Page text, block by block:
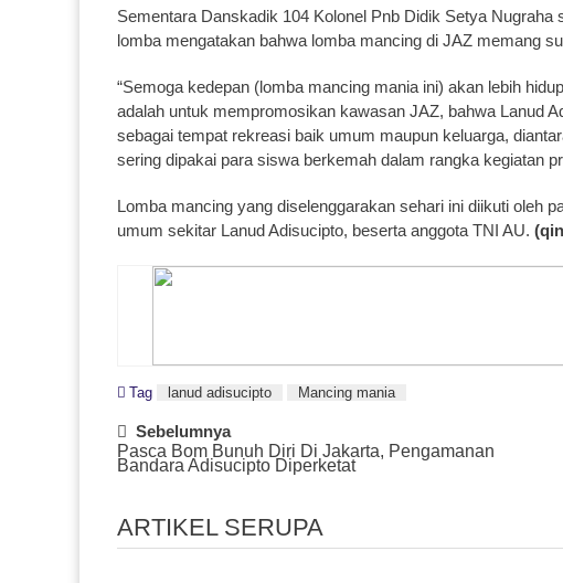
Sementara Danskadik 104 Kolonel Pnb Didik Setya
lomba mengatakan bahwa lomba mancing di JAZ memang
“Semoga kedepan (lomba mancing mania ini) akan lebih
adalah untuk mempromosikan kawasan JAZ, bahwa Lanud
sebagai tempat rekreasi baik umum maupun keluarga,
sering dipakai para siswa berkemah dalam rangka kegiatan
Lomba mancing yang diselenggarakan sehari ini diikuti oleh
umum sekitar Lanud Adisucipto, beserta anggota TNI AU.
Tag lanud adisucipto Mancing mania
Post
Navigation
Sebelumnya
Pasca Bom Bunuh Diri Di Jakarta, Pengamanan
Bandara Adisucipto Diperketat
ARTIKEL SERUPA